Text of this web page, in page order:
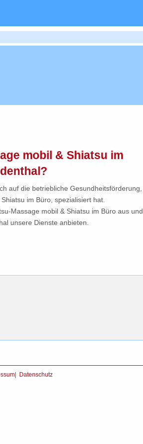
mobil & Shiatsu im
auf die betriebliche Gesundheitsförderung,
im Büro, spezialisiert hat.
Massage mobil & Shiatsu im Büro aus und
unsere Dienste anbieten.
| Datenschutz